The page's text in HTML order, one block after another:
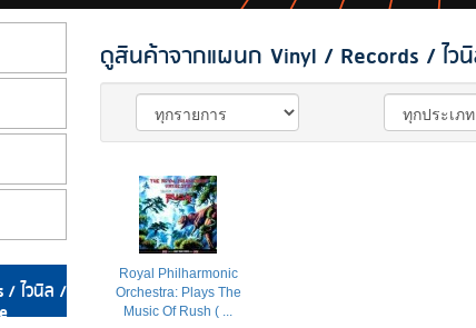
/ ไวนิล /
ดูสินค้าจากแผนก Vinyl / Records / ไว
Royal Philharmonic
Orchestra: Plays The
Music Of Rush ( ...